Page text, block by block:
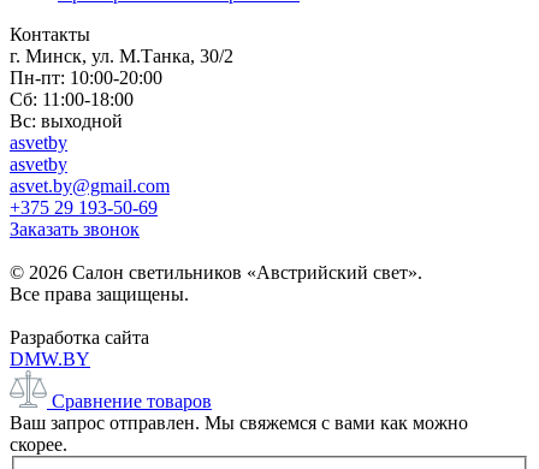
Контакты
г. Минск, ул. М.Танка, 30/2
Пн-пт: 10:00-20:00
Сб: 11:00-18:00
Вс: выходной
asvetby
asvetby
asvet.by@gmail.com
+375 29 193-50-69
Заказать звонок
© 2026 Салон светильников «Австрийский свет».
Все права защищены.
Разработка сайта
DMW.BY
Сравнение товаров
Ваш запрос отправлен. Мы свяжемся с вами как можно
скорее.